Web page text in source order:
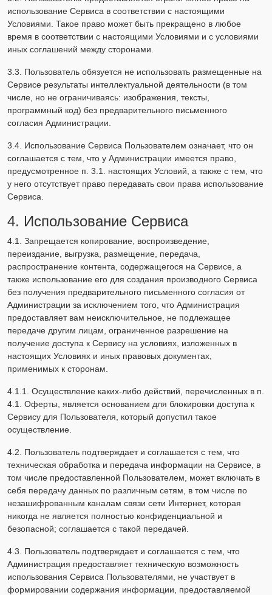
использование Сервиса в соответствии с настоящими
Условиями. Такое право может быть прекращено в любое
время в соответствии с настоящими Условиями и с условиями
иных соглашений между сторонами.
3.3. Пользователь обязуется не использовать размещенные на
Сервисе результаты интеллектуальной деятельности (в том
числе, но не ограничиваясь: изображения, тексты,
программный код) без предварительного письменного
согласия Администрации.
3.4. Использование Сервиса Пользователем означает, что он
соглашается с тем, что у Администрации имеется право,
предусмотренное п. 3.1. настоящих Условий, а также с тем, что
у него отсутствует право передавать свои права использование
Сервиса.
4. Использование Сервиса
4.1. Запрещается копирование, воспроизведение,
переиздание, выгрузка, размещение, передача,
распространение контента, содержащегося на Сервисе, а
также использование его для создания производного Сервиса
без получения предварительного письменного согласия от
Администрации за исключением того, что Администрация
предоставляет вам неисключительное, не подлежащее
передаче другим лицам, ограниченное разрешение на
получение доступа к Сервису на условиях, изложенных в
настоящих Условиях и иных правовых документах,
применимых к сторонам.
4.1.1. Осуществление каких-либо действий, перечисленных в п.
4.1. Оферты, является основанием для блокировки доступа к
Сервису для Пользователя, который допустил такое
осуществление.
4.2. Пользователь подтверждает и соглашается с тем, что
техническая обработка и передача информации на Сервисе, в
том числе предоставленной Пользователем, может включать в
себя передачу данных по различным сетям, в том числе по
незашифрованным каналам связи сети Интернет, которая
никогда не является полностью конфиденциальной и
безопасной; соглашается с такой передачей.
4.3. Пользователь подтверждает и соглашается с тем, что
Администрация предоставляет техническую возможность
использования Сервиса Пользователями, не участвует в
формировании содержания информации, предоставляемой